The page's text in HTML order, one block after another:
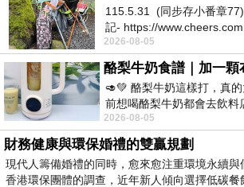
挑高大廳感覺好舒
115.5.31 (同步存小番章
記- https://
2026-08-05
🥑💚 酪梨牛奶這樣打，真
前想喝酪梨牛奶都會去飲料
imami 健康煮藝｜旗艦破壁
2026-08-05
財務健康與環保婚禮的雙贏規劃
現代人籌備婚禮的同時，愈來愈注重環境永續
香港環保團體的調查，近年新人傾向選擇低碳